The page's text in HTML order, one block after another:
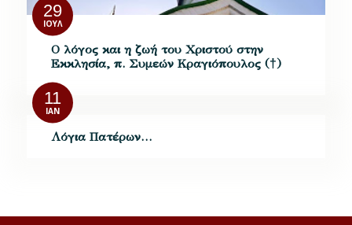
29
ΙΟΎΛ
Ο λόγος και η ζωή του Χριστού στην
Εκκλησία, π. Συμεών Κραγιόπουλος (†)
11
ΙΑΝ
Λόγια Πατέρων…